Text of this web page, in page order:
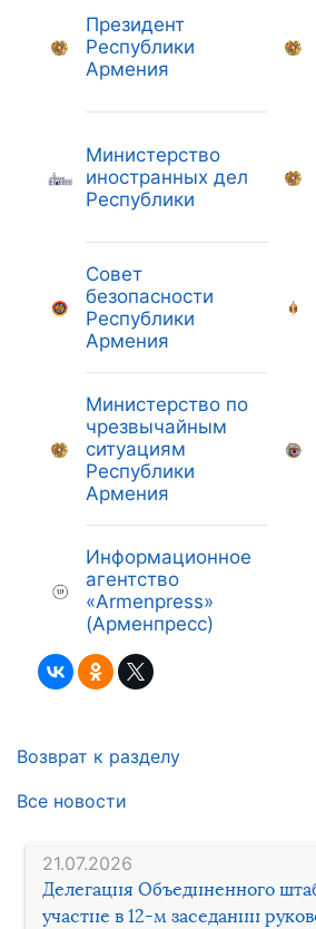
21.07.2026
Делегация Объединенного
участие в 12-м заседании
Президент
Республики
Армения
Министерство
иностранных дел
Республики
Совет
безопасности
Республики
Армения
Министерство по
чрезвычайным
ситуациям
Республики
Армения
Информационное
агентство
«Armenpress»
(Арменпресс)
Возврат к разделу
Все новости